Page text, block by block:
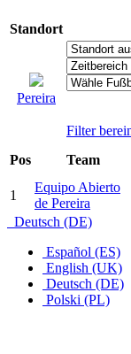
Standort
Pereira
Filter
Pos
Team
1
Equipo Abierto
de Pereira
Deutsch (DE)
Español (ES)
English (UK)
Deutsch (DE)
Polski (PL)